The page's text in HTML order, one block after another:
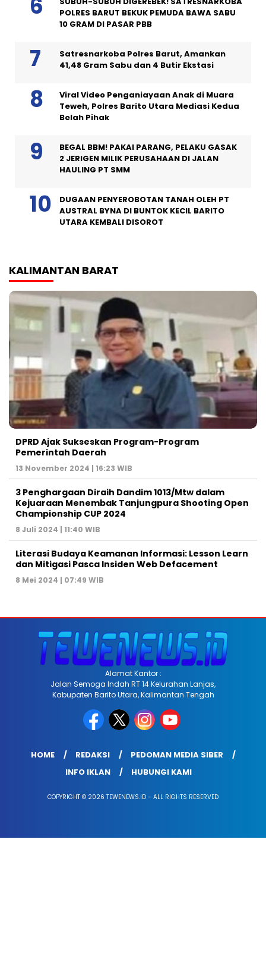
POLRES BARUT BEKUK PEMUDA BAWA SABU
10 GRAM DI PASAR PBB
Satresnarkoba Polres Barut, Amankan
41,48 Gram Sabu dan 4 Butir Ekstasi
Viral Video Penganiayaan Anak di Muara
Teweh, Polres Barito Utara Mediasi Kedua
Belah Pihak
BEGAL BBM! PAKAI PARANG, PELAKU GASAK
2 JERIGEN MILIK PERUSAHAAN DI JALAN
HAULING PT SMM
DUGAAN PENYEROBOTAN TANAH OLEH PT
AUSTRAL BYNA DI BUNTOK KECIL BARITO
UTARA KEMBALI DISOROT
KALIMANTAN BARAT
DPRD Ajak Sukseskan Program-Program
Pemerintah Daerah
13 November 2024 | 16:23 WIB
3 Penghargaan Diraih Dandim 1013/Mtw dalam
Kejuaraan Menembak Tanjungpura Shooting Open
Championship CUP 2024
8 Juli 2024 | 11:40 WIB
Literasi Budaya Keamanan Informasi: Lesson Learn
dan Mitigasi Pasca Insiden Web Defacement
8 Mei 2024 | 07:49 WIB
Alamat Kantor :
Jalan Semoga Indah RT 14 Kelurahan Lanjas,
Kabupaten Barito Utara, Kalimantan Tengah
HOME REDAKSI
PEDOMAN MEDIA SIBER
INFO IKLAN
HUBUNGI KAMI
COPYRIGHT © 2026 TEWENEWS.ID - ALL RIGHTS RESERVED